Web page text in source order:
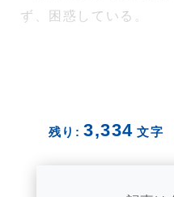
ず、困惑している。
残り: 3,334 文字